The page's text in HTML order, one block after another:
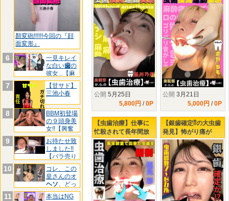
顏変砲!!!!!!今回の『顔
面変形』
6
一見キレイ
な白い歯の
彼女...【麻
酔
7
【甘サド】
三池小春
8
BBM初登場
の９頭身美
女!!【興奮
し
9
お待たせ致
しました!!
【バラ売り
リリ
10
コレ、この
皇さんのオ
ヘソ、どっ
ちです
11
本当はNG
ゃん...引退前の覚悟?!
公開 5月25日
5,800円 /0P
ィGAL鹿野あもちゃ
んの初虫歯治療
公開 3月21日
5,000円 /0P
【虫歯治療】仕事に
忙殺されて長年間放
置された口内…塩見
彩ちゃんの右上下に
タービン侵入‼
【銀歯確定⁉の大虫歯
発見】怖がり痛が
り、りおちゃんの右
下３連掘削治療